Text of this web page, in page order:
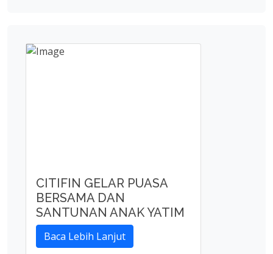
CITIFIN GELAR PUASA
BERSAMA DAN
SANTUNAN ANAK YATIM
Baca Lebih Lanjut